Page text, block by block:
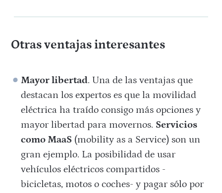
Otras ventajas interesantes
Mayor libertad. Una de las ventajas que
destacan los expertos es que la movilidad
eléctrica ha traído consigo más opciones y
mayor libertad para movernos. Servicios
como MaaS (mobility as a Service) son un
gran ejemplo. La posibilidad de usar
vehículos eléctricos compartidos -
bicicletas, motos o coches- y pagar sólo por